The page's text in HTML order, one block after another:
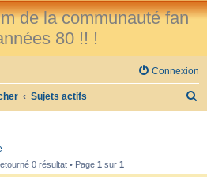
de la communauté fan
80 !! !
Connexion
Sujets actifs
0 résultat • Page 1 sur 1